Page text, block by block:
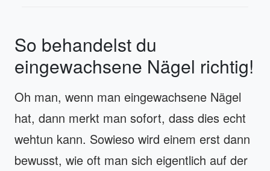
So behandelst du
eingewachsene Nägel richtig!
Oh man, wenn man eingewachsene Nägel
hat, dann merkt man sofort, dass dies echt
wehtun kann. Sowieso wird einem erst dann
bewusst, wie oft man sich eigentlich auf der